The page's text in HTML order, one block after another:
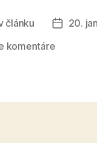
článku
Dátum
20.
komentárena
Viem,